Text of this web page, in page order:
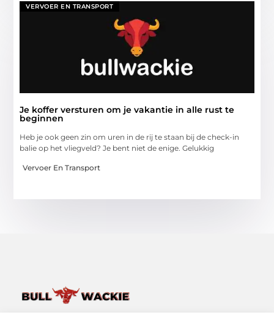
VERVOER EN TRANSPORT
Je koffer versturen om je vakantie in alle rust te
beginnen
Heb je ook geen zin om uren in de rij te staan bij de check-in
balie op het vliegveld? Je bent niet de enige. Gelukkig
Vervoer En Transport